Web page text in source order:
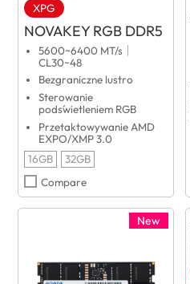
XPG
NOVAKEY RGB DDR5
5600~6400 MT/s｜
CL30~48
Bezgraniczne lustro
Sterowanie
podświetleniem RGB
Przetaktowywanie AMD
EXPO/XMP 3.0
16GB
32GB
Compare
New